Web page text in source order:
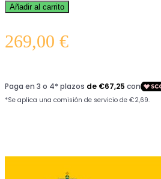
Añadir al carrito
269,00 €